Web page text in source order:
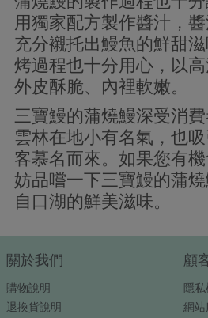
用獨家配方製作醬汁，
充分襯托出鰻魚的鮮甜
烤過程也十分用心，以
外皮酥脆、內裡軟嫩。
三寶鰻的蒲燒鰻深受消
雲林在地小有名氣，也
客慕名而來。如果您有
妨品嚐一下三寶鰻的蒲
自口湖的鮮美滋味。
關於我們
購物說明
退換貨說明
顧
隱
網站